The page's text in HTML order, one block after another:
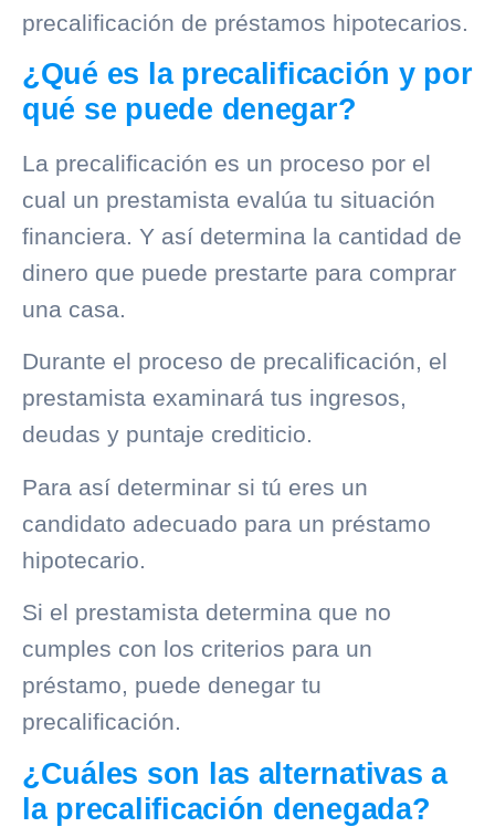
precalificación de préstamos hipotecarios.
¿Qué es la precalificación y por
qué se puede denegar?
La precalificación es un proceso por el
cual un prestamista evalúa tu situación
financiera. Y así determina la cantidad de
dinero que puede prestarte para comprar
una casa.
Durante el proceso de precalificación, el
prestamista examinará tus ingresos,
deudas y puntaje crediticio.
Para así determinar si tú eres un
candidato adecuado para un préstamo
hipotecario.
Si el prestamista determina que no
cumples con los criterios para un
préstamo, puede denegar tu
precalificación.
¿Cuáles son las alternativas a
la precalificación denegada?